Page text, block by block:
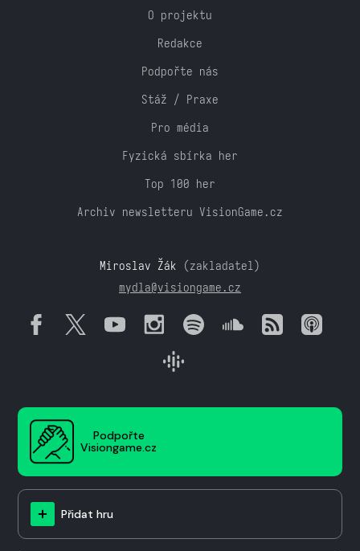
O projektu
Redakce
Podpořte nás
Stáž / Praxe
Pro média
Fyzická sbírka her
Top 100 her
Archiv newsletteru VisionGame.cz
Miroslav Žák (zakladatel)
mydla@visiongame.cz
Podpořte
Visiongame.cz
Přidat hru